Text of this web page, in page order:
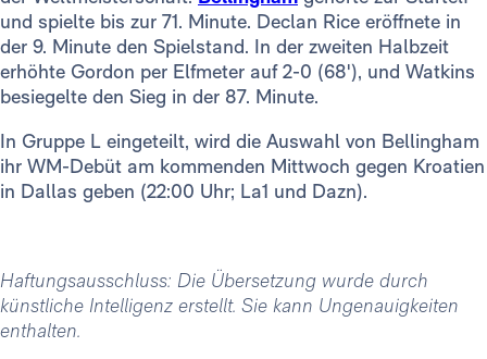
und spielte bis zur 71. Minute. Declan Rice eröffnete in
der 9. Minute den Spielstand. In der zweiten Halbzeit
erhöhte Gordon per Elfmeter auf 2-0 (68'), und Watkins
besiegelte den Sieg in der 87. Minute.
In Gruppe L eingeteilt, wird die Auswahl von Bellingham
ihr WM-Debüt am kommenden Mittwoch gegen Kroatien
in Dallas geben (22:00 Uhr; La1 und Dazn).
Haftungsausschluss: Die Übersetzung wurde durch
künstliche Intelligenz erstellt. Sie kann Ungenauigkeiten
enthalten.